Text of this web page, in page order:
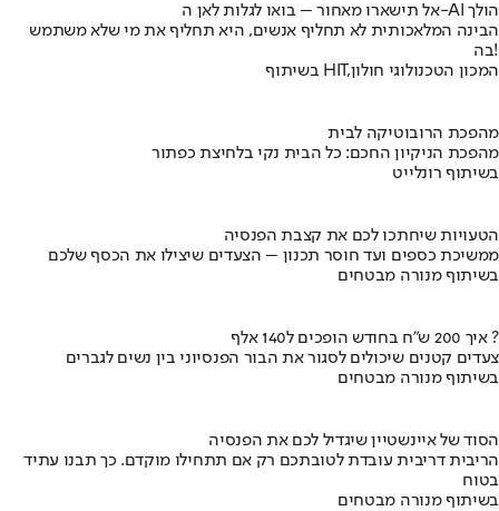
אל תישארו מאחור – בואו לגלות לאן ה-AI הולך
הבינה המלאכותית לא תחליף אנשים, היא תחליף את מי שלא משתמש
בה!
בשיתוף HIT,המכון הטכנולוגי חולון
מהפכת הרובוטיקה לבית
מהפכת הניקיון החכם: כל הבית נקי בלחיצת כפתור
בשיתוף רונלייט
הטעויות שיחתכו לכם את קצבת הפנסיה
ממשיכת כספים ועד חוסר תכנון – הצעדים שיצילו את הכסף שלכם
בשיתוף מנורה מבטחים
איך 200 ש"ח בחודש הופכים ל140 אלף ?
צעדים קטנים שיכולים לסגור את הבור הפנסיוני בין נשים לגברים
בשיתוף מנורה מבטחים
הסוד של איינשטיין שיגדיל לכם את הפנסיה
הריבית דריבית עובדת לטובתכם רק אם תתחילו מוקדם. כך תבנו עתיד
בטוח
בשיתוף מנורה מבטחים